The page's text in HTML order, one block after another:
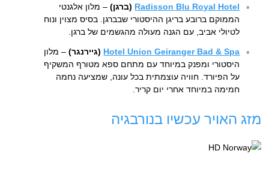
Radisson Blu Royal Hotel (ברגן)– מלון אלגנטי
הממוקם ברובע בריגן ההיסטורי שבברגן. בסיס מצוין ונוח
לטיולי אביב, עם הגנה מעולה מהגשמים של ברגן.
Hotel Union Geiranger Bad & Spa (גיירנגר)– מלון
היסטורי ומפנק במיוחד עם מתחם ספא מטורף המשקיף
על הפיורד. חוויה עוצמתית בכל עונה, שמציעה נחמה
חמימה במיוחד אחרי יום קריר.
מזג האויר עכשיו בנורבגיה